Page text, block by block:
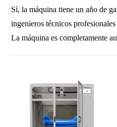
Sí, la máquina tiene un año de
ingenieros técnicos
La máquina es completamente